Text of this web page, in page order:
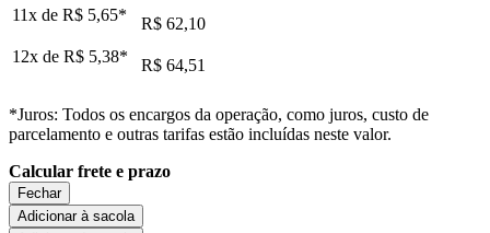
11x de R$ 5,65*
R$ 62,10
12x de R$ 5,38* R$ 64,51
*Juros: Todos os encargos da operação, como juros, custo de
parcelamento e outras tarifas estão incluídas neste valor.
Calcular frete e prazo
Fechar
Adicionar à sacola